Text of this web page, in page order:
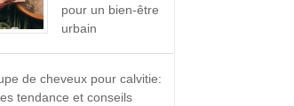
pour un bien-être
urbain
de cheveux pour calvitie:
tendance et conseils